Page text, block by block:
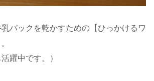
パックを乾かすための【ひっかけるワ
躍中です。）